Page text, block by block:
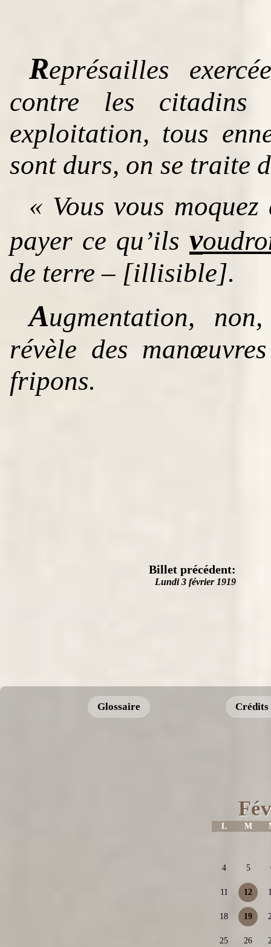
Représailles
contre les
exploitation, tous
sont durs, on se traite
« Vous vous
payer ce qu’ils v
de terre – [illisible].
Augmentation,
révèle des
fripons.
Billet précédent:
Lundi 3 février 1919
Glossaire Crédits
L M
4 5
11 12
18 19
25 26